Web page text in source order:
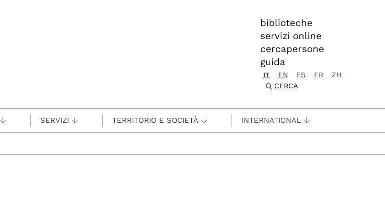
biblioteche
servizi online
cercapersone
guida
IT EN ES FR
ZH
CERCA
SERVIZI TERRITORIO E SOCIETÀ INTERNATIONAL